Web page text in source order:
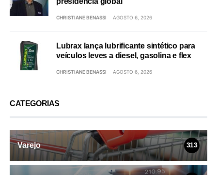
CHRISTIANE BENASSI AGOSTO 6, 2026
Lubrax lança lubrificante sintético para
veículos leves a diesel, gasolina e flex
CHRISTIANE BENASSI AGOSTO 6, 2026
CATEGORIAS
Varejo 313